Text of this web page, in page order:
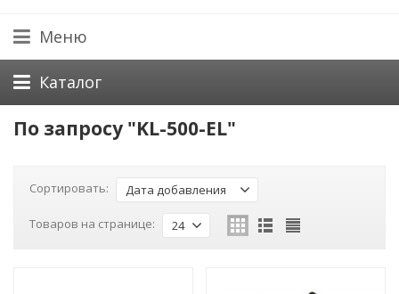
Меню
Каталог
По запросу "KL-500-EL"
Сортировать: Дата добавления
Товаров на странице: 24